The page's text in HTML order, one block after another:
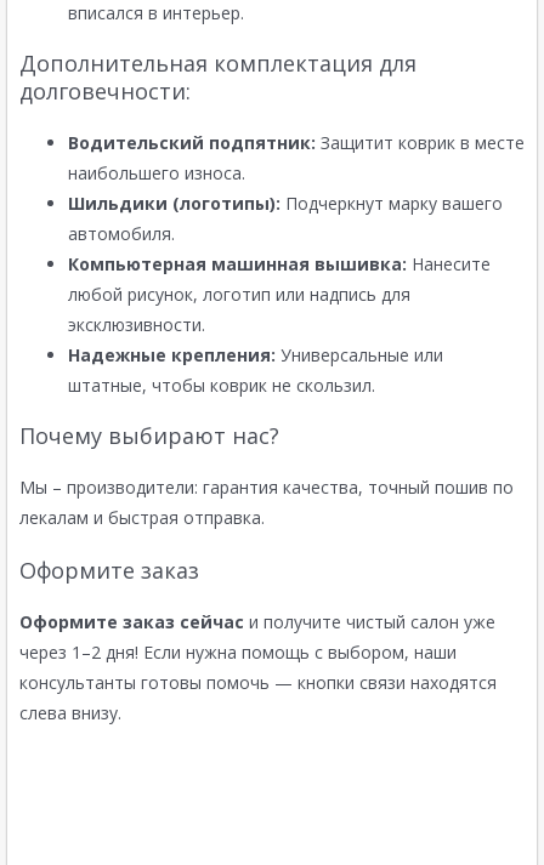
вписался в интерьер.
Дополнительная комплектация для
долговечности:
Водительский подпятник: Защитит коврик в месте
наибольшего износа.
Шильдики (логотипы): Подчеркнут марку вашего
автомобиля.
Компьютерная машинная вышивка: Нанесите
любой рисунок, логотип или надпись для
эксклюзивности.
Надежные крепления: Универсальные или
штатные, чтобы коврик не скользил.
Почему выбирают нас?
Мы – производители: гарантия качества, точный пошив по
лекалам и быстрая отправка.
Оформите заказ
Оформите заказ сейчас и получите чистый салон уже
через 1–2 дня! Если нужна помощь с выбором, наши
консультанты готовы помочь — кнопки связи находятся
слева внизу.